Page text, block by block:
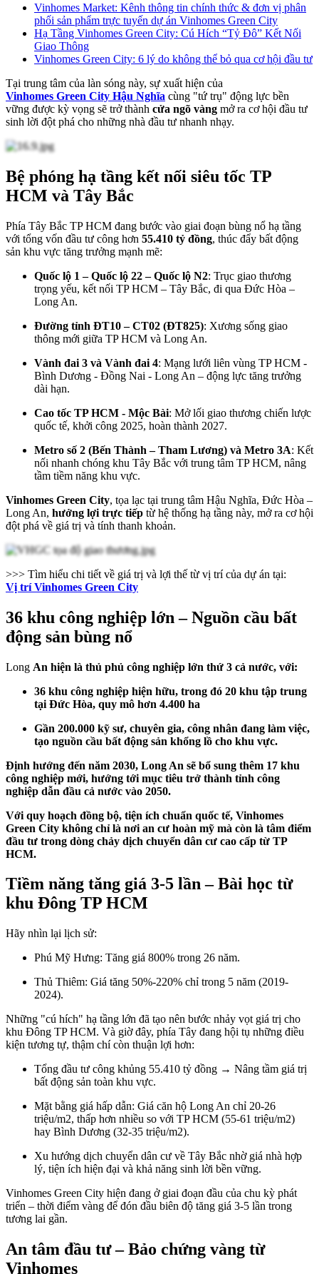
Vinhomes Market: Kênh thông tin chính thức & đơn vị phân
phối sản phẩm trực tuyến dự án Vinhomes Green City
Hạ Tầng Vinhomes Green City: Cú Hích “Tỷ Đô” Kết Nối
Giao Thông
Vinhomes Green City: 6 lý do không thể bỏ qua cơ hội đầu tư
Tại trung tâm của làn sóng này, sự xuất hiện của
Vinhomes Green City Hậu Nghĩa cùng "tứ trụ" động lực bền
vững được kỳ vọng sẽ trở thành cửa ngõ vàng mở ra cơ hội đầu tư
sinh lời đột phá cho những nhà đầu tư nhanh nhạy.
Bệ phóng hạ tầng kết nối siêu tốc TP
HCM và Tây Bắc
Phía Tây Bắc TP HCM đang bước vào giai đoạn bùng nổ hạ tầng
với tổng vốn đầu tư công hơn 55.410 tỷ đồng, thúc đẩy bất động
sản khu vực tăng trưởng mạnh mẽ:
Quốc lộ 1 – Quốc lộ 22 – Quốc lộ N2: Trục giao thương
trọng yếu, kết nối TP HCM – Tây Bắc, đi qua Đức Hòa –
Long An.
Đường tỉnh ĐT10 – CT02 (ĐT825): Xương sống giao
thông mới giữa TP HCM và Long An.
Vành đai 3 và Vành đai 4: Mạng lưới liên vùng TP HCM -
Bình Dương - Đồng Nai - Long An – động lực tăng trưởng
dài hạn.
Cao tốc TP HCM - Mộc Bài: Mở lối giao thương chiến lược
quốc tế, khởi công 2025, hoàn thành 2027.
Metro số 2 (Bến Thành – Tham Lương) và Metro 3A: Kết
nối nhanh chóng khu Tây Bắc với trung tâm TP HCM, nâng
tầm tiềm năng khu vực.
Vinhomes Green City, tọa lạc tại trung tâm Hậu Nghĩa, Đức Hòa –
Long An, hưởng lợi trực tiếp từ hệ thống hạ tầng này, mở ra cơ hội
đột phá về giá trị và tính thanh khoản.
>>> Tìm hiểu chi tiết về giá trị và lợi thế từ vị trí của dự án tại:
Vị trí Vinhomes Green City
36 khu công nghiệp lớn – Nguồn cầu bất
động sản bùng nổ
Long An hiện là thủ phủ công nghiệp lớn thứ 3 cả nước, với:
36 khu công nghiệp hiện hữu, trong đó 20 khu tập trung
tại Đức Hòa, quy mô hơn 4.400 ha
Gần 200.000 kỹ sư, chuyên gia, công nhân đang làm việc,
tạo nguồn cầu bất động sản khổng lồ cho khu vực.
Định hướng đến năm 2030, Long An sẽ bổ sung thêm 17 khu
công nghiệp mới, hướng tới mục tiêu trở thành tỉnh công
nghiệp dẫn đầu cả nước vào 2050.
Với quy hoạch đồng bộ, tiện ích chuẩn quốc tế, Vinhomes
Green City không chỉ là nơi an cư hoàn mỹ mà còn là tâm điểm
đầu tư trong dòng chảy dịch chuyển dân cư cao cấp từ TP
HCM.
Tiềm năng tăng giá 3-5 lần – Bài học từ
khu Đông TP HCM
Hãy nhìn lại lịch sử:
Phú Mỹ Hưng: Tăng giá 800% trong 26 năm.
Thủ Thiêm: Giá tăng 50%-220% chỉ trong 5 năm (2019-
2024).
Những "cú hích" hạ tầng lớn đã tạo nên bước nhảy vọt giá trị cho
khu Đông TP HCM. Và giờ đây, phía Tây đang hội tụ những điều
kiện tương tự, thậm chí còn thuận lợi hơn:
Tổng đầu tư công khủng 55.410 tỷ đồng → Nâng tầm giá trị
bất động sản toàn khu vực.
Mặt bằng giá hấp dẫn: Giá căn hộ Long An chỉ 20-26
triệu/m2, thấp hơn nhiều so với TP HCM (55-61 triệu/m2)
hay Bình Dương (32-35 triệu/m2).
Xu hướng dịch chuyển dân cư về Tây Bắc nhờ giá nhà hợp
lý, tiện ích hiện đại và khả năng sinh lời bền vững.
Vinhomes Green City hiện đang ở giai đoạn đầu của chu kỳ phát
triển – thời điểm vàng để đón đầu biên độ tăng giá 3-5 lần trong
tương lai gần.
An tâm đầu tư – Bảo chứng vàng từ
Vinhomes